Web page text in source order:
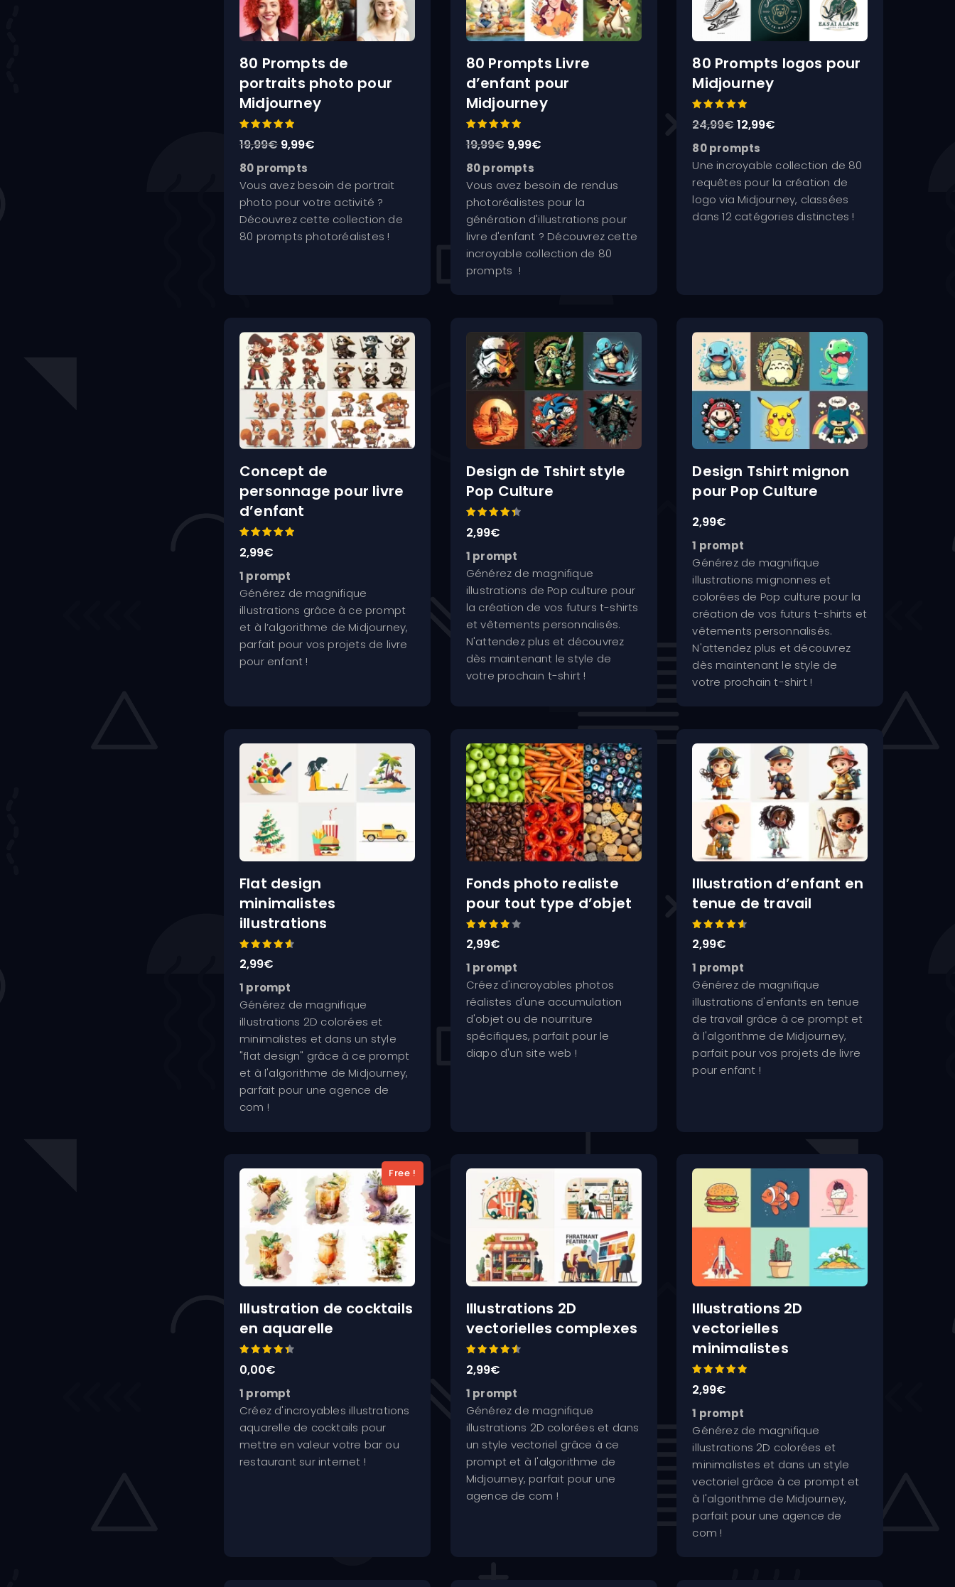
80 Prompts de
portraits photo pour
Midjourney
5.00
19,99€ Le
prix
initial
était :
19,99€.
9,99€
actuel
est :
9,99€.
80 prompts
Vous avez besoin de portrait
photo pour votre activité ?
Découvrez cette collection de
80 prompts photoréalistes !
80 Prompts Livre
d’enfant pour
Midjourney
5.00
19,99€ Le
prix
initial
était :
19,99€.
9,99€Le
actuel
est :
9,99€.
80 prompts
Vous avez besoin de rendus
photoréalistes pour la
génération d'illustrations pour
livre d'enfant ? Découvrez cette
incroyable collection de 80
prompts !
80 Prompts logos pour
Midjourney
5.00
24,99€Le
prix
initial
était :
24,99€.
12,99€
actuel
est :
12,99€.
80 prompts
Une incroyable collection de 80
requêtes pour la création de
logo via Midjourney, classées
dans 12 catégories distinctes !
Concept de
personnage pour livre
d’enfant
5.00
2,99€
1 prompt
Générez de magnifique
illustrations grâce à ce prompt
et à l’algorithme de Midjourney,
parfait pour vos projets de livre
pour enfant !
Design de Tshirt style
Pop Culture
4.50
2,99€
1 prompt
Générez de magnifique
illustrations de Pop culture pour
la création de vos futurs t-shirts
et vêtements personnalisés.
N'attendez plus et découvrez
dès maintenant le style de
votre prochain t-shirt !
Design Tshirt mignon
pour Pop Culture
2,99€
1 prompt
Générez de magnifique
illustrations mignonnes et
colorées de Pop culture pour la
création de vos futurs t-shirts et
vêtements personnalisés.
N'attendez plus et découvrez
dès maintenant le style de
votre prochain t-shirt !
Flat design
minimalistes
illustrations
4.67
2,99€
1 prompt
Générez de magnifique
illustrations 2D colorées et
minimalistes et dans un style
"flat design" grâce à ce prompt
et à l'algorithme de Midjourney,
parfait pour une agence de
com !
Fonds photo realiste
pour tout type d’objet
4.00
2,99€
1 prompt
Créez d'incroyables photos
réalistes d'une accumulation
d'objet ou de nourriture
spécifiques, parfait pour le
diapo d'un site web !
Illustration d’enfant en
tenue de travail
4.67
2,99€
1 prompt
Générez de magnifique
illustrations d'enfants en tenue
de travail grâce à ce prompt et
à l'algorithme de Midjourney,
parfait pour vos projets de livre
pour enfant !
Illustration de cocktails
en aquarelle
4.50
0,00€
1 prompt
Créez d'incroyables illustrations
aquarelle de cocktails pour
mettre en valeur votre bar ou
restaurant sur internet !
Illustrations 2D
vectorielles complexes
4.60
2,99€
1 prompt
Générez de magnifique
illustrations 2D colorées et dans
un style vectoriel grâce à ce
prompt et à l'algorithme de
Midjourney, parfait pour une
agence de com !
Illustrations 2D
vectorielles
minimalistes
5.00
2,99€
1 prompt
Générez de magnifique
illustrations 2D colorées et
minimalistes et dans un style
vectoriel grâce à ce prompt et
à l'algorithme de Midjourney,
parfait pour une agence de
com !